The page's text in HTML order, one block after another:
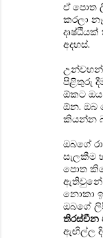
ඒ පොත
කරලා
අදහස්.
පිළිතුරු
ඕකට
ඕන. ඔබ
කියන්න
ඔබගේ
සැලකීම
පොත
ඇතිවුනේ
නොකා
ඔබගේ
තිරස්චීන
ඇඟිල්ල